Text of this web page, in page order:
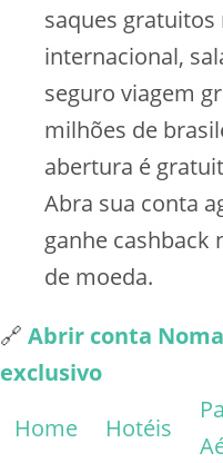
saques gratuitos
internacional,
seguro viagem
milhões de
abertura é
Abra sua conta
ganhe cashback
de moeda.
🔗 Abrir conta
exclusivo
Home
Hotéis